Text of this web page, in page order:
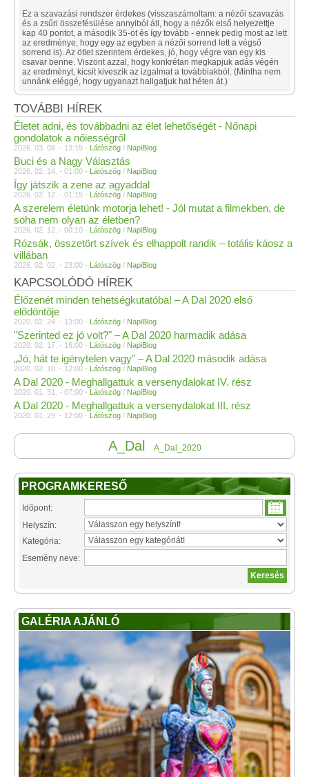
Ez a szavazási rendszer érdekes (visszaszámoltam: a nézői szavazás
és a zsűri összefésülése annyiból áll, hogy a nézők első helyezettje
kap 40 pontot, a második 35-öt és így tovább - ennek pedig most az lett
az eredménye, hogy egy az egyben a nézői sorrend lett a végső
sorrend is). Az ötlet szerintem érdekes, jó, hogy végre van egy kis
csavar benne. Viszont azzal, hogy konkrétan megkapjuk adás végén
az eredményt, kicsit kiveszik az izgalmat a továbbiakból. (Mintha nem
unnánk eléggé, hogy ugyanazt hallgatjuk hat héten át.)
TOVÁBBI HÍREK
Életet adni, és továbbadni az élet lehetőségét - Nőnapi
gondolatok a nőiességről
2026. 03. 08. - 13:15 - Látószög / NapiBlog
Buci és a Nagy Választás
2026. 02. 14. - 01:00 - Látószög / NapiBlog
Így játszik a zene az agyaddal
2026. 02. 12. - 01:15 - Látószög / NapiBlog
A szerelem életünk motorja lehet! - Jól mutat a filmekben, de
soha nem olyan az életben?
2026. 02. 12. - 00:10 - Látószög / NapiBlog
Rózsák, összetört szívek és elhappolt randik – totális káosz a
villában
2026. 02. 02. - 23:00 - Látószög / NapiBlog
KAPCSOLÓDÓ HÍREK
Élőzenét minden tehetségkutatóba! – A Dal 2020 első
elődöntője
2020. 02. 24. - 13:00 - Látószög / NapiBlog
"Szerinted ez jó volt?" – A Dal 2020 harmadik adása
2020. 02. 17. - 16:00 - Látószög / NapiBlog
„Jó, hát te igénytelen vagy” – A Dal 2020 második adása
2020. 02. 10. - 12:00 - Látószög / NapiBlog
A Dal 2020 - Meghallgattuk a versenydalokat IV. rész
2020. 01. 31. - 07:00 - Látószög / NapiBlog
A Dal 2020 - Meghallgattuk a versenydalokat III. rész
2020. 01. 29. - 12:00 - Látószög / NapiBlog
A_Dal A_Dal_2020
PROGRAMKERESŐ
Időpont:
Helyszín:
Kategória:
Esemény neve:
GALÉRIA AJÁNLÓ